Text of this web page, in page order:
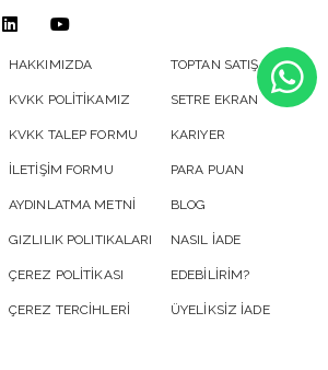
HAKKIMIZDA
KVKK POLİTİKAMIZ
KVKK TALEP FORMU
İLETİŞİM FORMU
AYDINLATMA METNİ
GIZLILIK POLITIKALARI
ÇEREZ POLİTİKASI
ÇEREZ TERCİHLERİ
TOPTAN SATIŞ
SETRE EKRAN
KARIYER
PARA PUAN
BLOG
NASIL İADE
EDEBİLİRİM?
ÜYELİKSİZ İADE